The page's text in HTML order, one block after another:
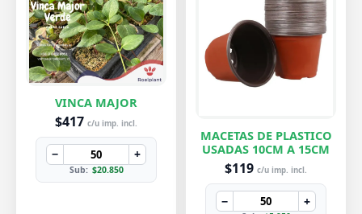
VINCA MAJOR
$417 c/u imp. incl.
− +
Sub: $20.850
MACETAS DE PLASTICO
USADAS 10CM A 15CM
$119 c/u imp. incl.
− +